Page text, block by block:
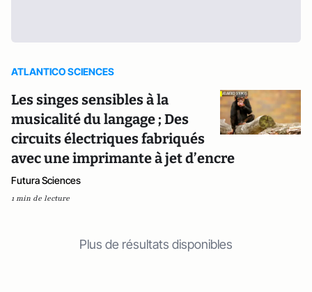
ATLANTICO SCIENCES
Les singes sensibles à la
musicalité du langage ; Des
circuits électriques fabriqués
avec une imprimante à jet d’encre
Futura Sciences
1 min de lecture
Plus de résultats disponibles